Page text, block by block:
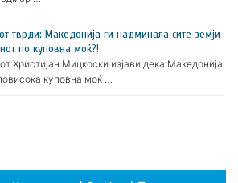
тврди: Македонија ги надминала сите земји
по куповна моќ?!
Христијан Мицкоски изјави дека Македонија
куповна моќ …